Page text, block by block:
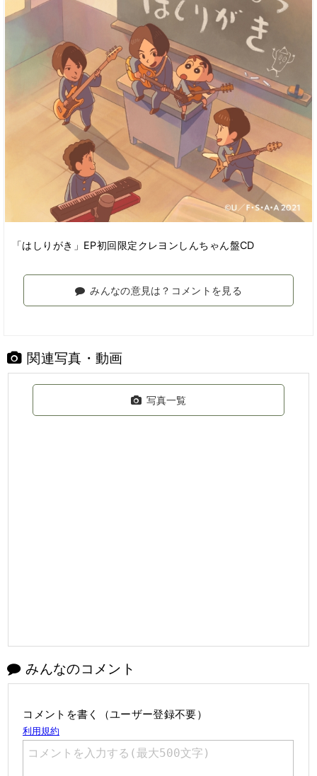
「はしりがき」EP初回限定クレヨンしんちゃん盤CD
みんなの意見は？コメントを見る
関連写真・動画
写真一覧
みんなのコメント
コメントを書く（ユーザー登録不要）